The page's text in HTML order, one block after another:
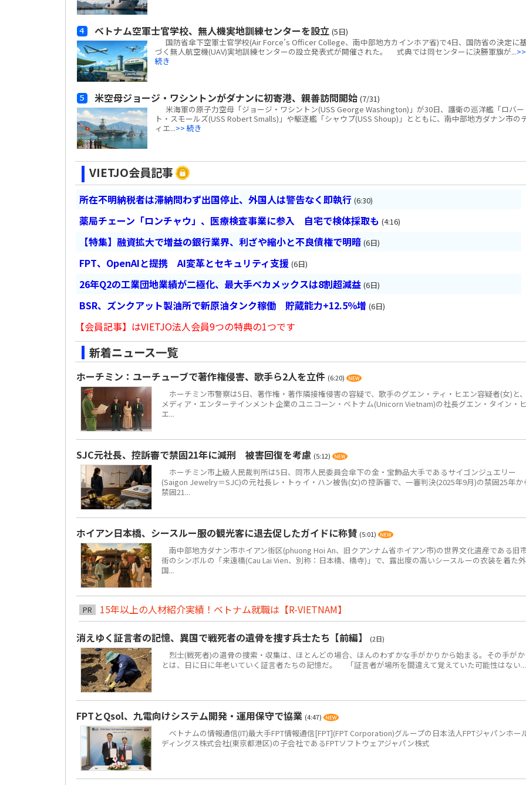
ベトナム空軍士官学校、無人機実地訓練センターを設立 (5日)
国防省傘下空軍士官学校(Air Force’s Officer College、南中部地方カインホア省)で4日、国防省の決定に基
づく無人航空機(UAV)実地訓練センターの設立発表式が開催された。 式典では同センターに決勝軍旗が...>>
続き
米空母ジョージ・ワシントンがダナンに初寄港、親善訪問開始 (7/31)
米海軍の原子力空母「ジョージ・ワシントン(USS George Washington)」が30日、護衛の巡洋艦「ロバー
ト・スモールズ(USS Robert Smalls)」や駆逐艦「シャウプ(USS Shoup)」とともに、南中部地方ダナン市の
ィエ...>> 続き
VIETJO会員記事
所在不明納税者は滞納問わず出国停止、外国人は警告なく即執行 (6:30)
薬局チェーン「ロンチャウ」、医療検査事業に参入 自宅で検体採取も (4:16)
【特集】融資拡大で増益の銀行業界、利ざや縮小と不良債権で明暗 (6日)
FPT、OpenAIと提携 AI変革とセキュリティ支援 (6日)
26年Q2の工業団地業績が二極化、最大手ベカメックスは8割超減益 (6日)
BSR、ズンクアット製油所で新原油タンク稼働 貯蔵能力+12.5％増 (6日)
【会員記事】はVIETJO法人会員9つの特典の1つです
新着ニュース一覧
ホーチミン：ユーチューブで著作権侵害、歌手ら2人を立件 (6:20)
ホーチミン市警察は5日、著作権・著作隣接権侵害の容疑で、歌手のグエン・ティ・ヒエン容疑者(女)と、
メディア・エンターテインメント企業のユニコーン・ベトナム(Unicorn Vietnam)の社長グエン・タイン・ヒ
エ...
SJC元社長、控訴審で禁固21年に減刑 被害回復を考慮 (5:12)
ホーチミン市上級人民裁判所は5日、同市人民委員会傘下の金・宝飾品大手であるサイゴンジュエリー
(Saigon Jewelry＝SJC)の元社長レ・トゥイ・ハン被告(女)の控訴審で、一審判決(2025年9月)の禁固25年か
禁固21...
ホイアン日本橋、シースルー服の観光客に退去促したガイドに称賛 (5:01)
南中部地方ダナン市ホイアン街区(phuong Hoi An、旧クアンナム省ホイアン市)の世界文化遺産である旧
街のシンボルの「来遠橋(Cau Lai Vien、別称：日本橋、橋寺)」で、露出度の高いシースルーの衣装を着た外
国...
PR
15年以上の人材紹介実績！ベトナム就職は【R-VIETNAM】
消えゆく証言者の記憶、異国で戦死者の遺骨を捜す兵士たち【前編】
(2日)
烈士(戦死者)の遺骨の捜索・収集は、ほとんどの場合、ほんのわずかな手がかりから始まる。その手がか
とは、日に日に年老いていく証言者たちの記憶だ。 「証言者が場所を間違えて覚えていた可能性はない...
FPTとQsol、九電向けシステム開発・運用保守で協業 (4:47)
ベトナムの情報通信(IT)最大手FPT情報通信[FPT](FPT Corporation)グループの日本法人FPTジャパンホー
ディングス株式会社(東京都港区)の子会社であるFPTソフトウェアジャパン株式